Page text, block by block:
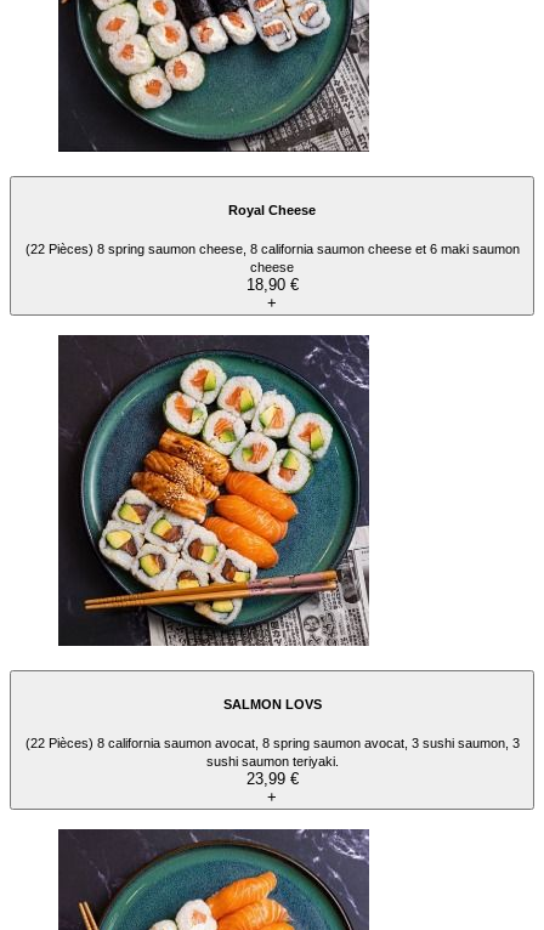
Royal Cheese
(22 Pièces) 8 spring saumon cheese, 8 california saumon cheese et 6 maki saumon
cheese
18,90 €
+
SALMON LOVS
(22 Pièces) 8 california saumon avocat, 8 spring saumon avocat, 3 sushi saumon, 3
sushi saumon teriyaki.
23,99 €
+